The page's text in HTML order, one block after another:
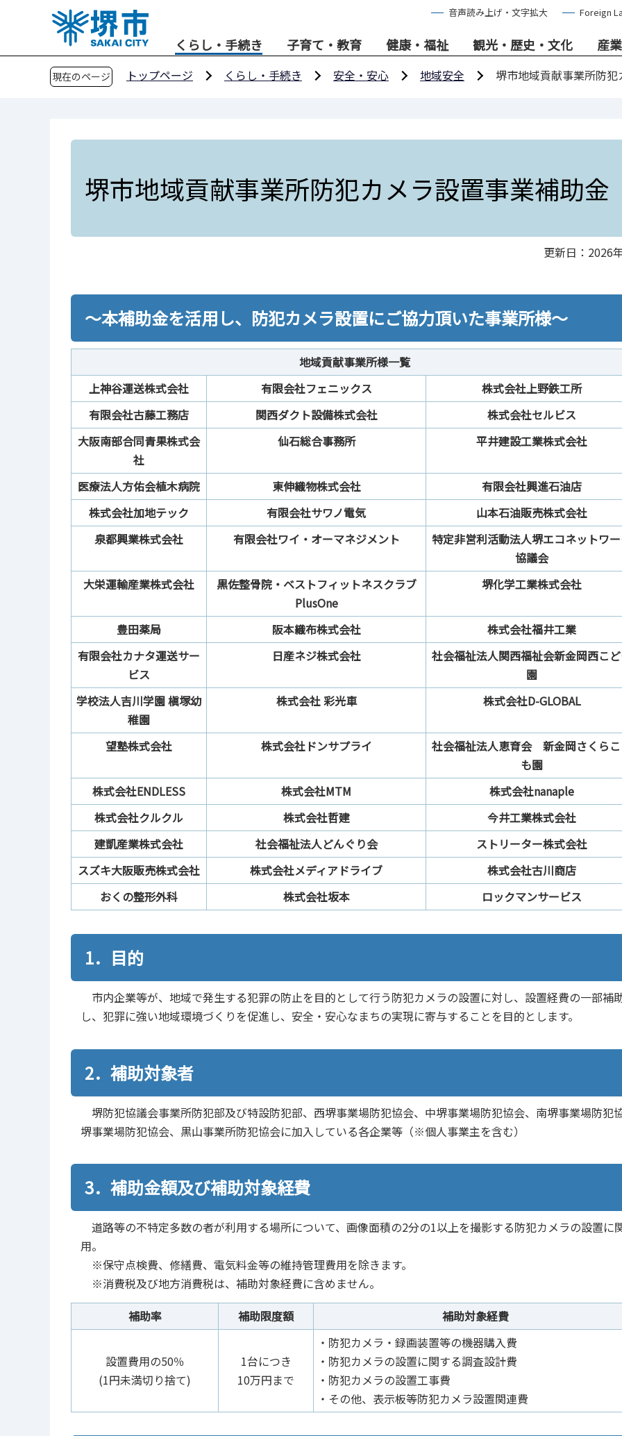
音声読み上げ・文字拡大 Foreign
くらし・手続き 子育て・教育 健康・福祉 観光・歴史・文化 産
現在のページ トップページ くらし・手続き 安全・安心 地域安全 堺市地域貢献事業所防
堺市地域貢献事業所防犯カメラ設置事業補助金
更新日：2026
～本補助金を活用し、防犯カメラ設置にご協力頂いた事業所様～
地域貢献事業所様一覧
上神谷運送株式会社
有限会社フェニックス
株式会社上野鉄工所
有限会社古藤工務店
関西ダクト設備株式会社
株式会社セルビス
大阪南部合同青果株式会
社
仙石総合事務所 平井建設工業株式会社
医療法人方佑会植木病院 東伸織物株式会社
有限会社興進石油店
株式会社加地テック
有限会社サワノ電気
山本石油販売株式会社
泉都興業株式会社
有限会社ワイ・オーマネジメント
特定非営利活動法人堺エコネットワ
協議会
大栄運輸産業株式会社
黒佐整骨院・ベストフィットネスクラブ
PlusOne
堺化学工業株式会社
豊田薬局 阪本織布株式会社
株式会社福井工業
有限会社カナタ運送サー
ビス
日産ネジ株式会社
社会福祉法人関西福祉会新金岡西こ
園
学校法人吉川学園 槇塚幼
稚園
株式会社 彩光車 株式会社D-GLOBAL
望塾株式会社 株式会社ドンサプライ
社会福祉法人恵育会 新金岡さくら
も園
株式会社ENDLESS
株式会社MTM
株式会社nanaple
株式会社クルクル
株式会社哲建
今井工業株式会社
建凱産業株式会社
社会福祉法人どんぐり会
ストリーター株式会社
スズキ大阪販売株式会社
株式会社メディアドライブ
株式会社古川商店
おくの整形外科
株式会社坂本 ロックマンサービス
1．目的
市内企業等が、地域で発生する犯罪の防止を目的として行う防犯カメラの設置に対し、設置経費の一部補
し、犯罪に強い地域環境づくりを促進し、安全・安心なまちの実現に寄与することを目的とします。
2．補助対象者
堺防犯協議会事業所防犯部及び特設防犯部、西堺事業場防犯協会、中堺事業場防犯協会、南堺事業場防犯
堺事業場防犯協会、黒山事業所防犯協会に加入している各企業等（※個人事業主を含む）
3．補助金額及び補助対象経費
道路等の不特定多数の者が利用する場所について、画像面積の2分の1以上を撮影する防犯カメラの設置に
用。
※保守点検費、修繕費、電気料金等の維持管理費用を除きます。
※消費税及び地方消費税は、補助対象経費に含めません。
補助率
補助限度額 補助対象経費
設置費用の50％
(1円未満切り捨て)
1台につき
10万円まで
・防犯カメラ・録画装置等の機器購入費
・防犯カメラの設置に関する調査設計費
・防犯カメラの設置工事費
・その他、表示板等防犯カメラ設置関連費